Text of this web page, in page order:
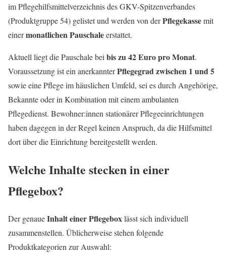
im Pflegehilfsmittelverzeichnis des GKV-Spitzenverbandes
(Produktgruppe 54) gelistet und werden von derPflegekassemit
einermonatlichen Pauschaleerstattet.
Aktuell liegt die Pauschale bei bis zu 42 Euro pro Monat.
Voraussetzung ist ein anerkannterPflegegrad zwischen 1 und 5
sowie eine Pflege im häuslichen Umfeld, sei es durch Angehörige,
Bekannte oder in Kombination mit einem ambulanten
Pflegedienst. Bewohner:innen stationärer Pflegeeinrichtungen
haben dagegen in der Regel keinen Anspruch, da die Hilfsmittel
dort über die Einrichtung bereitgestellt werden.
Welche Inhalte stecken in einer
Pflegebox?
Der genaueInhalt einer Pflegeboxlässt sich individuell
zusammenstellen. Üblicherweise stehen folgende
Produktkategorien zur Auswahl: